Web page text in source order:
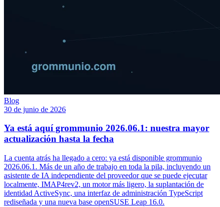
Blog
30 de junio de 2026
Ya está aquí grommunio 2026.06.1: nuestra mayor
actualización hasta la fecha
La cuenta atrás ha llegado a cero: ya está disponible grommunio
2026.06.1. Más de un año de trabajo en toda la pila, incluyendo un
asistente de IA independiente del proveedor que se puede ejecutar
localmente, IMAP4rev2, un motor más ligero, la suplantación de
identidad ActiveSync, una interfaz de administración TypeScript
rediseñada y una nueva base openSUSE Leap 16.0.